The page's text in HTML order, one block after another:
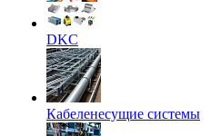
DKC
Кабеленесущие системы